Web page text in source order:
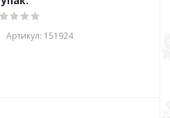
Артикул: 151924